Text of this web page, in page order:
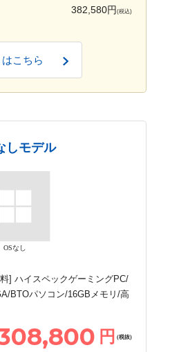
382,580円 (税込)
こちら
しモデル
OSなし
] ハイスペックゲーミングPC/
BTOパソコン/16GBメモリ/高
円 (税抜)